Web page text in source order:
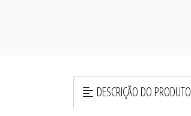
DESCRIÇÃO DO PRODUTO